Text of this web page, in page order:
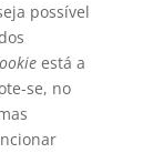
possível
está a
se, no